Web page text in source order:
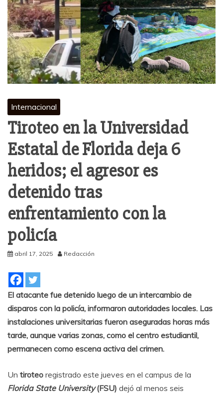
Internacional
Tiroteo en la Universidad
Estatal de Florida deja 6
heridos; el agresor es
detenido tras
enfrentamiento con la
policía
abril 17, 2025 Redacción
El atacante fue detenido luego de un intercambio de
disparos con la policía, informaron autoridades locales. Las
instalaciones universitarias fueron aseguradas horas más
tarde, aunque varias zonas, como el centro estudiantil,
permanecen como escena activa del crimen.
Un tiroteo registrado este jueves en el campus de la
Florida State University(FSU) dejó al menos seis